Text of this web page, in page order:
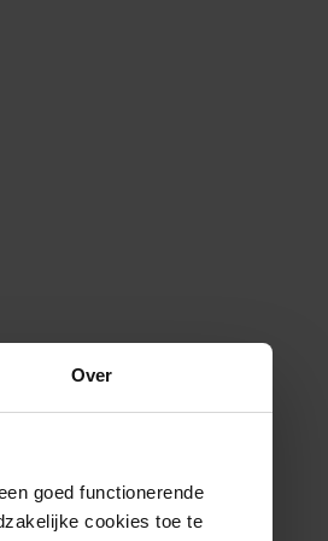
Over
goed functionerende
cookies toe te